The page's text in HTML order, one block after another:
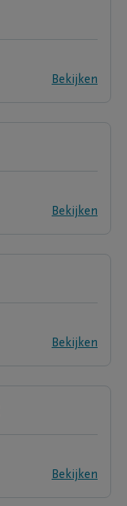
Bekijken
Bekijken
Bekijken
Bekijken